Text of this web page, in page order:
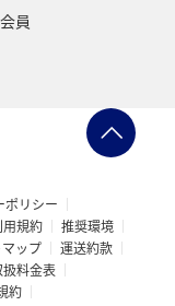
員
ポリシー
規約
推奨環境
ップ
運送約款
料金表
約